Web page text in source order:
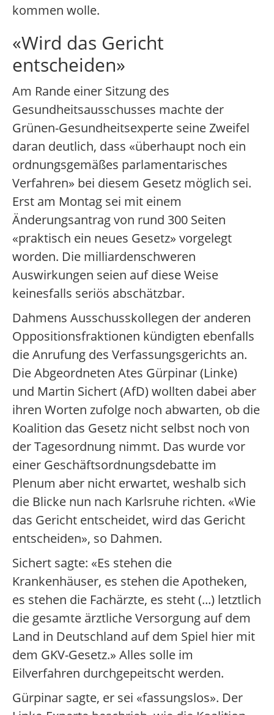
kommen wolle.
«Wird das Gericht
entscheiden»
Am Rande einer Sitzung des
Gesundheitsausschusses machte der
Grünen-Gesundheitsexperte seine Zweifel
daran deutlich, dass «überhaupt noch ein
ordnungsgemäßes parlamentarisches
Verfahren» bei diesem Gesetz möglich sei.
Erst am Montag sei mit einem
Änderungsantrag von rund 300 Seiten
«praktisch ein neues Gesetz» vorgelegt
worden. Die milliardenschweren
Auswirkungen seien auf diese Weise
keinesfalls seriös abschätzbar.
Dahmens Ausschusskollegen der anderen
Oppositionsfraktionen kündigten ebenfalls
die Anrufung des Verfassungsgerichts an.
Die Abgeordneten Ates Gürpinar (Linke)
und Martin Sichert (AfD) wollten dabei aber
ihren Worten zufolge noch abwarten, ob die
Koalition das Gesetz nicht selbst noch von
der Tagesordnung nimmt. Das wurde vor
einer Geschäftsordnungsdebatte im
Plenum aber nicht erwartet, weshalb sich
die Blicke nun nach Karlsruhe richten. «Wie
das Gericht entscheidet, wird das Gericht
entscheiden», so Dahmen.
Sichert sagte: «Es stehen die
Krankenhäuser, es stehen die Apotheken,
es stehen die Fachärzte, es steht (...) letztlich
die gesamte ärztliche Versorgung auf dem
Land in Deutschland auf dem Spiel hier mit
dem GKV-Gesetz.» Alles solle im
Eilverfahren durchgepeitscht werden.
Gürpinar sagte, er sei «fassungslos». Der